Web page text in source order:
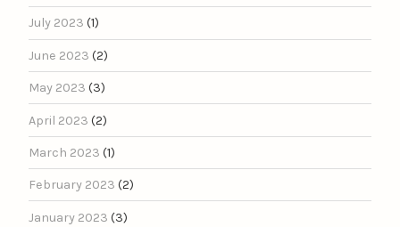
July 2023 (1)
June 2023 (2)
May 2023 (3)
April 2023 (2)
March 2023 (1)
February 2023 (2)
January 2023 (3)